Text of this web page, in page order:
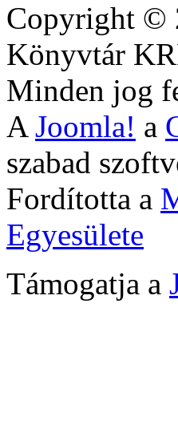
Copyright ©
Könyvtár
Minden jog
A Joomla! a
szabad
Fordította a
Egyesülete
Támogatja a